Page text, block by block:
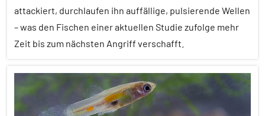
attackiert, durchlaufen ihn auffällige, pulsierende Wellen
– was den Fischen einer aktuellen Studie zufolge mehr
Zeit bis zum nächsten Angriff verschafft.
Artikel